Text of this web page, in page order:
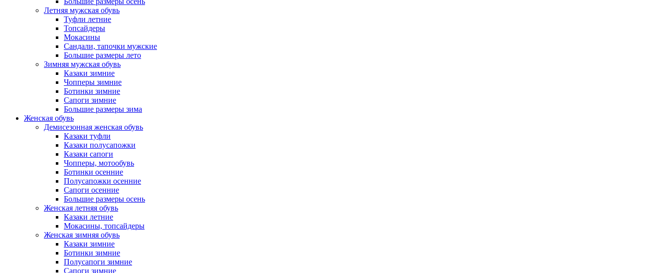
Летняя мужская обувь
Туфли летние
Топсайдеры
Мокасины
Сандали, тапочки мужские
Большие размеры лето
Зимняя мужская обувь
Казаки зимние
Чопперы зимние
Ботинки зимние
Сапоги зимние
Большие размеры зима
Женская обувь
Демисезонная женская обувь
Казаки туфли
Казаки полусапожки
Казаки сапоги
Чопперы, мотообувь
Ботинки осенние
Полусапожки осенние
Сапоги осенние
Большие размеры осень
Женская летняя обувь
Казаки летние
Мокасины, топсайдеры
Женская зимняя обувь
Казаки зимние
Ботинки зимние
Полусапоги зимние
Сапоги зимние